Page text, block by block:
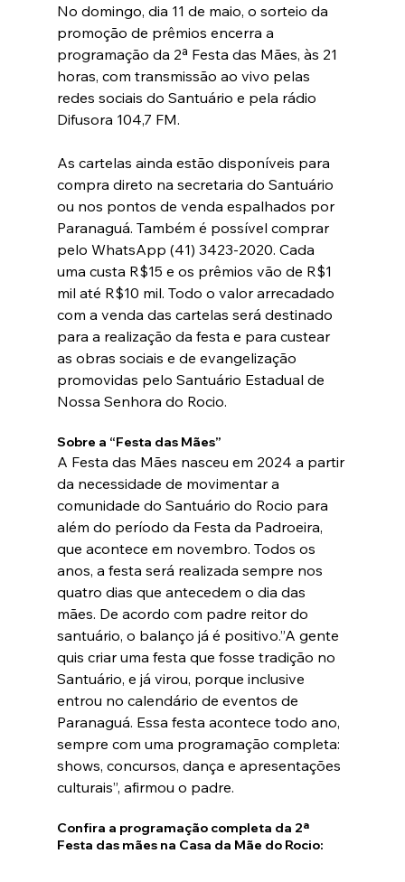
No domingo, dia 11 de maio, o sorteio da
promoção de prêmios encerra a
programação da 2ª Festa das Mães, às 21
horas, com transmissão ao vivo pelas
redes sociais do Santuário e pela rádio
Difusora 104,7 FM.
As cartelas ainda estão disponíveis para
compra direto na secretaria do Santuário
ou nos pontos de venda espalhados por
Paranaguá. Também é possível comprar
pelo WhatsApp (41) 3423-2020. Cada
uma custa R$15 e os prêmios vão de R$1
mil até R$10 mil. Todo o valor arrecadado
com a venda das cartelas será destinado
para a realização da festa e para custear
as obras sociais e de evangelização
promovidas pelo Santuário Estadual de
Nossa Senhora do Rocio.
Sobre a “Festa das Mães”
A Festa das Mães nasceu em 2024 a partir
da necessidade de movimentar a
comunidade do Santuário do Rocio para
além do período da Festa da Padroeira,
que acontece em novembro. Todos os
anos, a festa será realizada sempre nos
quatro dias que antecedem o dia das
mães. De acordo com padre reitor do
santuário, o balanço já é positivo.”A gente
quis criar uma festa que fosse tradição no
Santuário, e já virou, porque inclusive
entrou no calendário de eventos de
Paranaguá. Essa festa acontece todo ano,
sempre com uma programação completa:
shows, concursos, dança e apresentações
culturais”, afirmou o padre.
Confira a programação completa da 2ª
Festa das mães na Casa da Mãe do Rocio: